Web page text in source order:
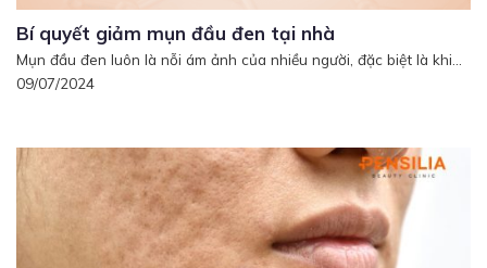
Bí quyết giảm mụn đầu đen tại nhà
Mụn đầu đen luôn là nỗi ám ảnh của nhiều người, đặc biệt là khi...
09/07/2024